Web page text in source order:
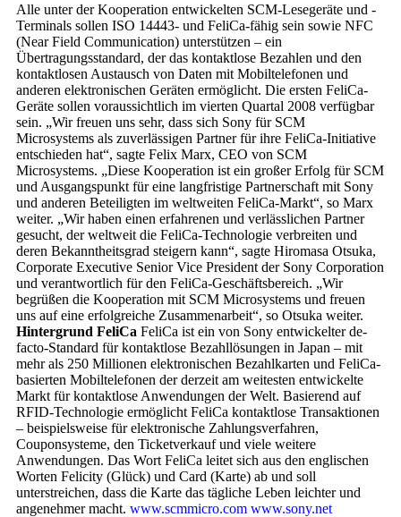
Alle unter der Kooperation entwickelten SCM-Lesegeräte und -
Terminals sollen ISO 14443- und FeliCa-fähig sein sowie NFC
(Near Field Communication) unterstützen – ein
Übertragungsstandard, der das kontaktlose Bezahlen und den
kontaktlosen Austausch von Daten mit Mobiltelefonen und
anderen elektronischen Geräten ermöglicht. Die ersten FeliCa-
Geräte sollen voraussichtlich im vierten Quartal 2008 verfügbar
sein. „Wir freuen uns sehr, dass sich Sony für SCM
Microsystems als zuverlässigen Partner für ihre FeliCa-Initiative
entschieden hat“, sagte Felix Marx, CEO von SCM
Microsystems. „Diese Kooperation ist ein großer Erfolg für SCM
und Ausgangspunkt für eine langfristige Partnerschaft mit Sony
und anderen Beteiligten im weltweiten FeliCa-Markt“, so Marx
weiter. „Wir haben einen erfahrenen und verlässlichen Partner
gesucht, der weltweit die FeliCa-Technologie verbreiten und
deren Bekanntheitsgrad steigern kann“, sagte Hiromasa Otsuka,
Corporate Executive Senior Vice President der Sony Corporation
und verantwortlich für den FeliCa-Geschäftsbereich. „Wir
begrüßen die Kooperation mit SCM Microsystems und freuen
uns auf eine erfolgreiche Zusammenarbeit“, so Otsuka weiter.
Hintergrund FeliCa FeliCa ist ein von Sony entwickelter de-
facto-Standard für kontaktlose Bezahllösungen in Japan – mit
mehr als 250 Millionen elektronischen Bezahlkarten und FeliCa-
basierten Mobiltelefonen der derzeit am weitesten entwickelte
Markt für kontaktlose Anwendungen der Welt. Basierend auf
RFID-Technologie ermöglicht FeliCa kontaktlose Transaktionen
– beispielsweise für elektronische Zahlungsverfahren,
Couponsysteme, den Ticketverkauf und viele weitere
Anwendungen. Das Wort FeliCa leitet sich aus den englischen
Worten Felicity (Glück) und Card (Karte) ab und soll
unterstreichen, dass die Karte das tägliche Leben leichter und
angenehmer macht. www.scmmicro.com www.sony.net